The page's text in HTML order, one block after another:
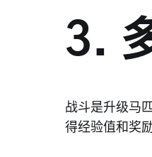
3.
战斗是升级马
得经验值和奖